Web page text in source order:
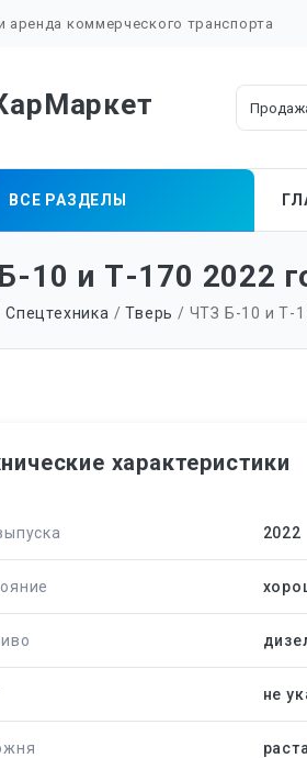
аренда коммерческого транспорта
ВСЕ РАЗДЕЛЫ
10 и Т-170 2022
Спецтехника /Тверь / ЧТЗ Б-10 и Т-
характеристики
2022
не